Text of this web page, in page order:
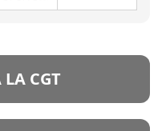
LA CGT